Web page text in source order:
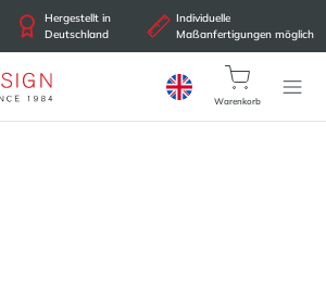
Hergestellt in
Deutschland
Individuelle
Maßanfertigungen möglich
Warenkorb